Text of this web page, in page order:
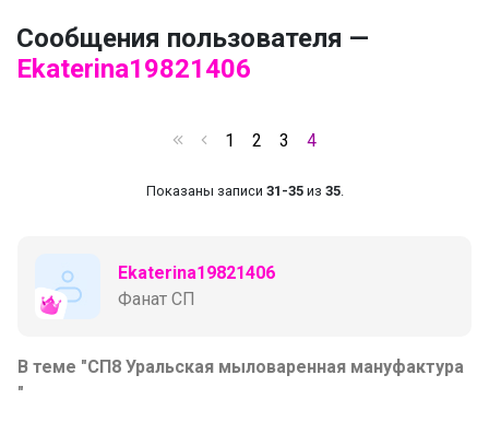
Сообщения пользователя —
Ekaterina19821406
1 2 3 4
Показаны записи 31-35из 35.
Ekaterina19821406
Фанат СП
В теме "СП8 Уральская мыловаренная мануфактура
"